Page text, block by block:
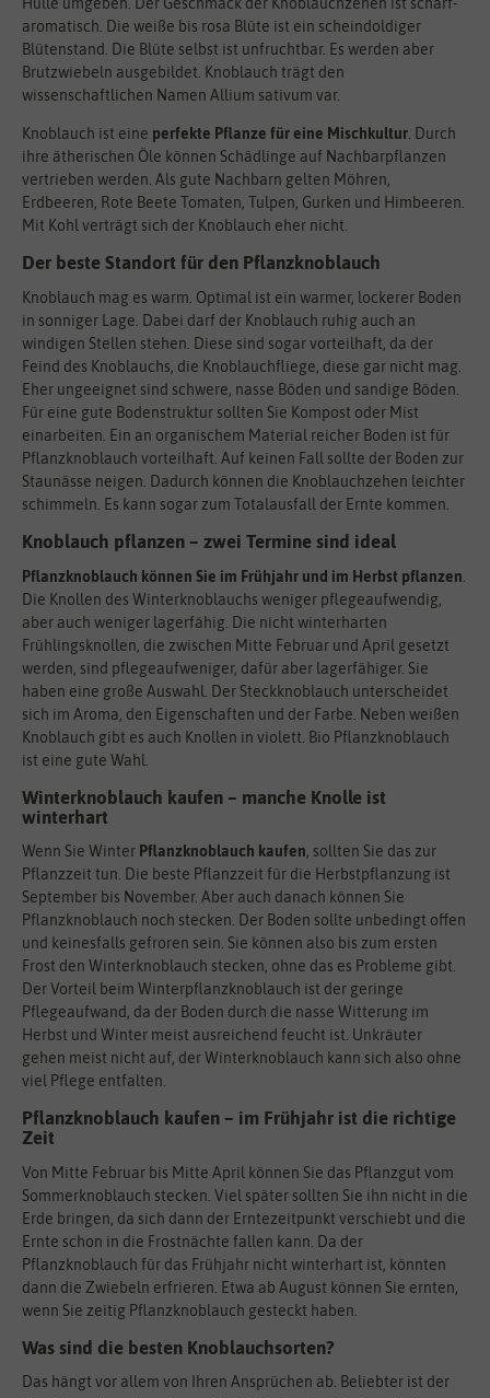
Hülle umgeben. Der Geschmack der Knoblauchzehen ist scharf-
aromatisch. Die weiße bis rosa Blüte ist ein scheindoldiger
Blütenstand. Die Blüte selbst ist unfruchtbar. Es werden aber
Brutzwiebeln ausgebildet. Knoblauch trägt den
wissenschaftlichen Namen Allium sativum var.
Knoblauch ist eine perfekte Pflanze für eine Mischkultur. Durch
ihre ätherischen Öle können Schädlinge auf Nachbarpflanzen
vertrieben werden. Als gute Nachbarn gelten Möhren,
Erdbeeren, Rote Beete Tomaten, Tulpen, Gurken und Himbeeren.
Mit Kohl verträgt sich der Knoblauch eher nicht.
Der beste Standort für den Pflanzknoblauch
Knoblauch mag es warm. Optimal ist ein warmer, lockerer Boden
in sonniger Lage. Dabei darf der Knoblauch ruhig auch an
windigen Stellen stehen. Diese sind sogar vorteilhaft, da der
Feind des Knoblauchs, die Knoblauchfliege, diese gar nicht mag.
Eher ungeeignet sind schwere, nasse Böden und sandige Böden.
Für eine gute Bodenstruktur sollten Sie Kompost oder Mist
einarbeiten. Ein an organischem Material reicher Boden ist für
Pflanzknoblauch vorteilhaft. Auf keinen Fall sollte der Boden zur
Staunässe neigen. Dadurch können die Knoblauchzehen leichter
schimmeln. Es kann sogar zum Totalausfall der Ernte kommen.
Knoblauch pflanzen – zwei Termine sind ideal
Pflanzknoblauch können Sie im Frühjahr und im Herbst pflanzen
Die Knollen des Winterknoblauchs weniger pflegeaufwendig,
aber auch weniger lagerfähig. Die nicht winterharten
Frühlingsknollen, die zwischen Mitte Februar und April gesetzt
werden, sind pflegeaufweniger, dafür aber lagerfähiger. Sie
haben eine große Auswahl. Der Steckknoblauch unterscheidet
sich im Aroma, den Eigenschaften und der Farbe. Neben weißen
Knoblauch gibt es auch Knollen in violett. Bio Pflanzknoblauch
ist eine gute Wahl.
Winterknoblauch kaufen – manche Knolle ist
winterhart
Wenn Sie Winter Pflanzknoblauch kaufen, sollten Sie das zur
Pflanzzeit tun. Die beste Pflanzzeit für die Herbstpflanzung ist
September bis November. Aber auch danach können Sie
Pflanzknoblauch noch stecken. Der Boden sollte unbedingt offen
und keinesfalls gefroren sein. Sie können also bis zum ersten
Frost den Winterknoblauch stecken, ohne das es Probleme gibt.
Der Vorteil beim Winterpflanzknoblauch ist der geringe
Pflegeaufwand, da der Boden durch die nasse Witterung im
Herbst und Winter meist ausreichend feucht ist. Unkräuter
gehen meist nicht auf, der Winterknoblauch kann sich also ohne
viel Pflege entfalten.
Pflanzknoblauch kaufen – im Frühjahr ist die richtige
Zeit
Von Mitte Februar bis Mitte April können Sie das Pflanzgut vom
Sommerknoblauch stecken. Viel später sollten Sie ihn nicht in die
Erde bringen, da sich dann der Erntezeitpunkt verschiebt und die
Ernte schon in die Frostnächte fallen kann. Da der
Pflanzknoblauch für das Frühjahr nicht winterhart ist, könnten
dann die Zwiebeln erfrieren. Etwa ab August können Sie ernten,
wenn Sie zeitig Pflanzknoblauch gesteckt haben.
Was sind die besten Knoblauchsorten?
Das hängt vor allem von Ihren Ansprüchen ab. Beliebter ist der